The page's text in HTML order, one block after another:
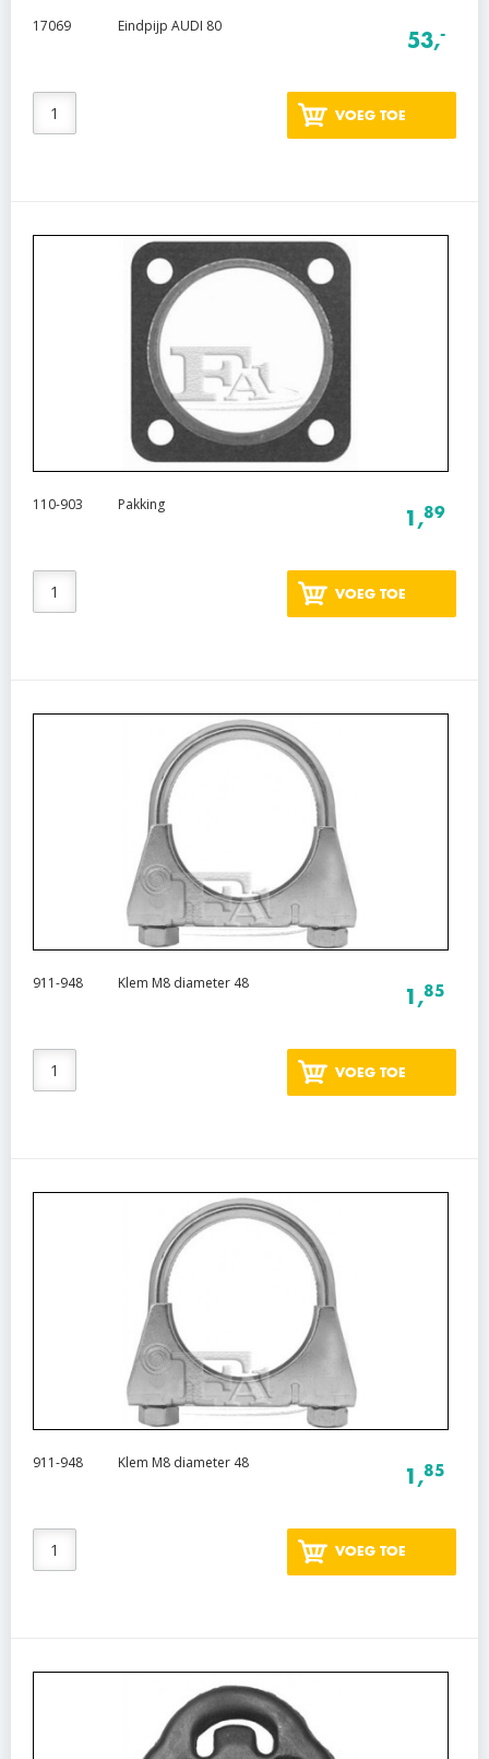
17069 Eindpijp AUDI 80
53,-
VOEG TOE
110-903 Pakking
1,89
VOEG TOE
911-948 Klem M8 diameter 48
1,85
VOEG TOE
911-948 Klem M8 diameter 48
1,85
VOEG TOE